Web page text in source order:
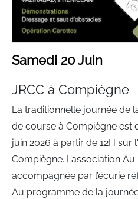
Samedi 20 Juin
JRCC à Compiègne
La traditionnelle journée de
de course à Compiègne est
juin 2026 à partir de 12H
Compiègne. L’association
accompagnée par l’écurie
Au programme de la